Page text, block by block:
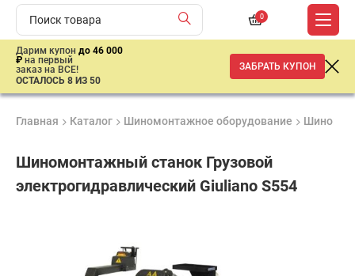
0
Дарим купон до 46 000
₽ на первый
заказ на ВСЕ!
ОСТАЛОСЬ 8 ИЗ 50
ЗАБРАТЬ КУПОН
Главная Каталог Шиномонтажное оборудование
Шиномонтажный станок Грузовой
электрогидравлический Giuliano S554